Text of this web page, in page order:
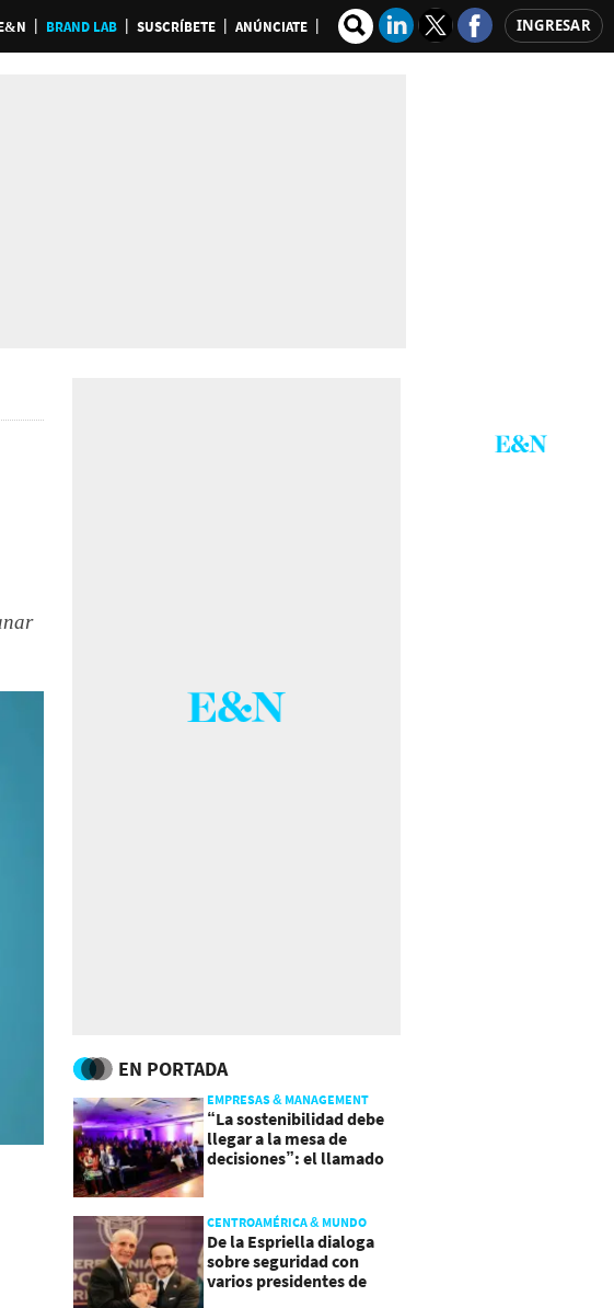
BRAND LAB SUSCRÍBETE ANÚNCIATE INGRESAR
EN PORTADA
EMPRESAS & MANAGEMENT
“La sostenibilidad debe
llegar a la mesa de
decisiones”: el llamado
CENTROAMÉRICA & MUNDO
De la Espriella dialoga
sobre seguridad con
varios presidentes de